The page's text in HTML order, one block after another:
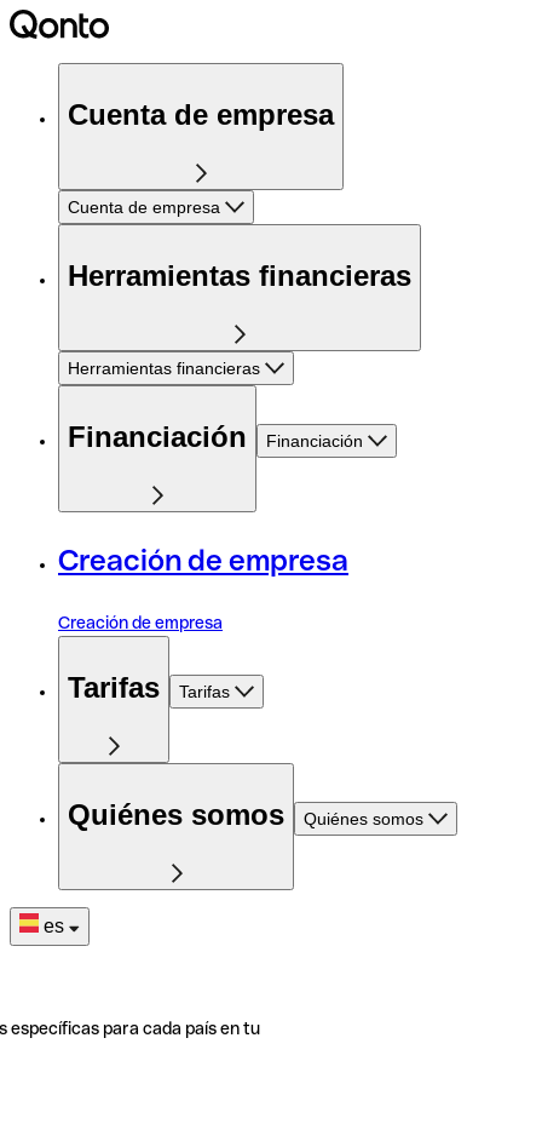
Cuenta de empresa
Cuenta de empresa
Herramientas financieras
Herramientas financieras
Financiación Financiación
Creación de empresa
Creación de empresa
Tarifas Tarifas
Quiénes somos Quiénes somos
es
específicas para cada país en tu